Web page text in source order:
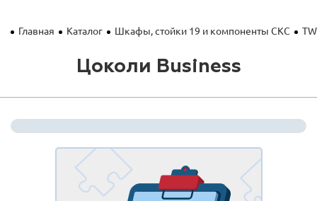
ОПЛАТА
ГАРАНТИЯ
КОНТАКТЫ
АКЦИИ
Главная Каталог Шкафы, стойки 19 и компоненты СКС
Цоколи Business